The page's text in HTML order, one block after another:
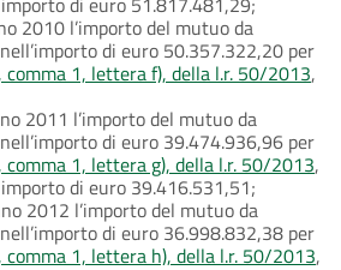
2010 l’importo del mutuo da
di euro 50.357.322,20 per
1, lettera f), della l.r. 50/2013,
2011 l’importo del mutuo da
di euro 39.474.936,96 per
1, lettera g), della l.r. 50/2013,
di euro 39.416.531,51;
2012 l’importo del mutuo da
di euro 36.998.832,38 per
1, lettera h), della l.r. 50/2013,